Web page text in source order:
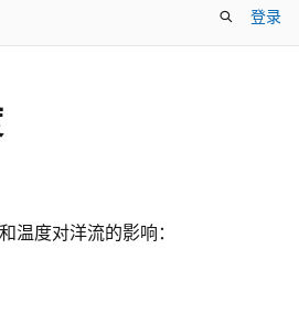
登录
温度对洋流的影响：